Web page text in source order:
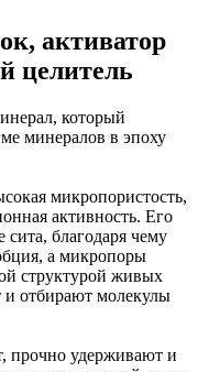
активатор
целитель
который
минералов в эпоху
микропористость,
активность. Его
благодаря чему
а микропоры
структурой живых
отбирают молекулы
прочно удерживают и